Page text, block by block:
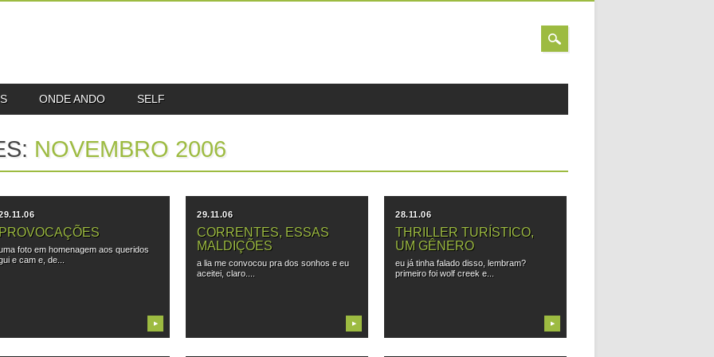
ONDE ANDO SELF
NOVEMBRO 2006
PROVOCAÇÕES
foto em homenagem aos queridos
e cam e, de...
▶
29.11.06
CORRENTES, ESSAS
MALDIÇÕES
a lia me convocou pra dos sonhos e eu
aceitei, claro....
▶
28.11.06
THRILLER TURÍSTICO,
UM GÊNERO
eu já tinha falado disso, lembram?
primeiro foi wolf creek e...
▶